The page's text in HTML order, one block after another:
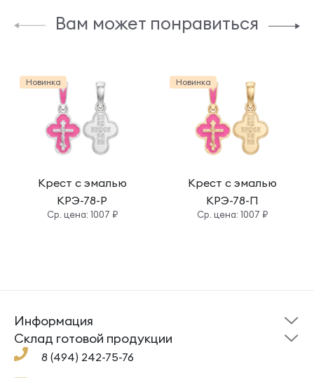
Вам может понравиться
Новинка
Крест с эмалью
КРЭ-78-Р
Cр. цена: 1007 ₽
Новинка
Крест с эмалью
КРЭ-78-П
Cр. цена: 1007 ₽
8 (494) 242-75-76
Информация
Склад готовой
продукции
Под заказ
Помощь
Cклад готовой продукции
Кресты
Кольца
Ложки